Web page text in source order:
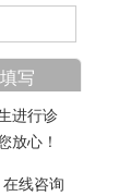
进行诊
放心！
在线咨询